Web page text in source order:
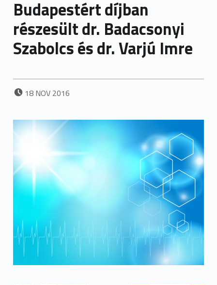
Budapestért díjban
részesült dr. Badacsonyi
Szabolcs és dr. Varjú Imre
POSTED ON:
18 NOV 2016